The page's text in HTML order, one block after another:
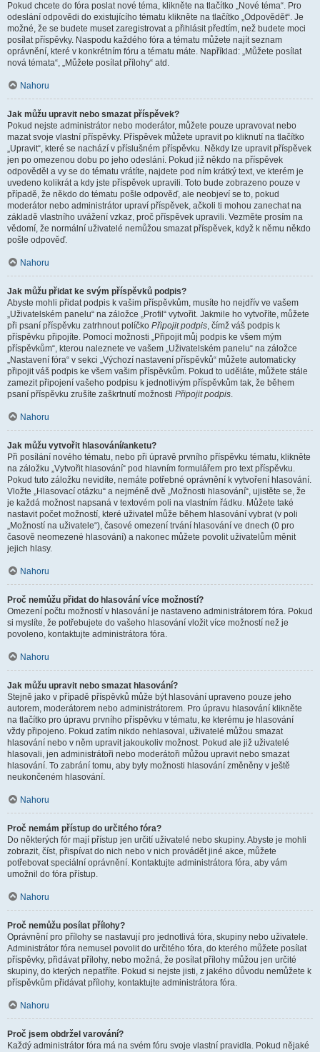
Pokud chcete do fóra poslat nové téma, klikněte na tlačítko „Nové téma“. Pro
odeslání odpovědi do existujícího tématu klikněte na tlačítko „Odpovědět“. Je
možné, že se budete muset zaregistrovat a přihlásit předtím, než budete moci
posílat příspěvky. Naspodu každého fóra a tématu můžete najít seznam
oprávnění, které v konkrétním fóru a tématu máte. Například: „Můžete posílat
nová témata“, „Můžete posílat přílohy“ atd.
Nahoru
Jak můžu upravit nebo smazat příspěvek?
Pokud nejste administrátor nebo moderátor, můžete pouze upravovat nebo
mazat svoje vlastní příspěvky. Příspěvek můžete upravit po kliknutí na tlačítko
„Upravit“, které se nachází v příslušném příspěvku. Někdy lze upravit příspěvek
jen po omezenou dobu po jeho odeslání. Pokud již někdo na příspěvek
odpověděl a vy se do tématu vrátíte, najdete pod ním krátký text, ve kterém je
uvedeno kolikrát a kdy jste příspěvek upravili. Toto bude zobrazeno pouze v
případě, že někdo do tématu pošle odpověď, ale neobjeví se to, pokud
moderátor nebo administrátor upraví příspěvek, ačkoli ti mohou zanechat na
základě vlastního uvážení vzkaz, proč příspěvek upravili. Vezměte prosím na
vědomí, že normální uživatelé nemůžou smazat příspěvek, když k němu někdo
pošle odpověď.
Nahoru
Jak můžu přidat ke svým příspěvků podpis?
Abyste mohli přidat podpis k vašim příspěvkům, musíte ho nejdřív ve vašem
„Uživatelském panelu“ na záložce „Profil“ vytvořit. Jakmile ho vytvoříte, můžete
při psaní příspěvku zatrhnout políčko Připojit podpis, čímž váš podpis k
příspěvku připojíte. Pomocí možnosti „Připojit můj podpis ke všem mým
příspěvkům“, kterou naleznete ve vašem „Uživatelském panelu“ na záložce
„Nastavení fóra“ v sekci „Výchozí nastavení příspěvků“ můžete automaticky
připojit váš podpis ke všem vašim příspěvkům. Pokud to uděláte, můžete stále
zamezit připojení vašeho podpisu k jednotlivým příspěvkům tak, že během
psaní příspěvku zrušíte zaškrtnutí možnosti Připojit podpis.
Nahoru
Jak můžu vytvořit hlasování/anketu?
Při posílání nového tématu, nebo při úpravě prvního příspěvku tématu, klikněte
na záložku „Vytvořit hlasování“ pod hlavním formulářem pro text příspěvku.
Pokud tuto záložku nevidíte, nemáte potřebné oprávnění k vytvoření hlasování.
Vložte „Hlasovací otázku“ a nejméně dvě „Možnosti hlasování“, ujistěte se, že
je každá možnost napsaná v textovém poli na vlastním řádku. Můžete také
nastavit počet možností, které uživatel může během hlasování vybrat (v poli
„Možností na uživatele“), časové omezení trvání hlasování ve dnech (0 pro
časově neomezené hlasování) a nakonec můžete povolit uživatelům měnit
jejich hlasy.
Nahoru
Proč nemůžu přidat do hlasování více možností?
Omezení počtu možností v hlasování je nastaveno administrátorem fóra. Pokud
si myslíte, že potřebujete do vašeho hlasování vložit více možností než je
povoleno, kontaktujte administrátora fóra.
Nahoru
Jak můžu upravit nebo smazat hlasování?
Stejně jako v případě příspěvků může být hlasování upraveno pouze jeho
autorem, moderátorem nebo administrátorem. Pro úpravu hlasování klikněte
na tlačítko pro úpravu prvního příspěvku v tématu, ke kterému je hlasování
vždy připojeno. Pokud zatím nikdo nehlasoval, uživatelé můžou smazat
hlasování nebo v něm upravit jakoukoliv možnost. Pokud ale již uživatelé
hlasovali, jen administrátoři nebo moderátoři můžou upravit nebo smazat
hlasování. To zabrání tomu, aby byly možnosti hlasování změněny v ještě
neukončeném hlasování.
Nahoru
Proč nemám přístup do určitého fóra?
Do některých fór mají přístup jen určití uživatelé nebo skupiny. Abyste je mohli
zobrazit, číst, přispívat do nich nebo v nich provádět jiné akce, můžete
potřebovat speciální oprávnění. Kontaktujte administrátora fóra, aby vám
umožnil do fóra přístup.
Nahoru
Proč nemůžu posílat přílohy?
Oprávnění pro přílohy se nastavují pro jednotlivá fóra, skupiny nebo uživatele.
Administrátor fóra nemusel povolit do určitého fóra, do kterého můžete posílat
příspěvky, přidávat přílohy, nebo možná, že posílat přílohy můžou jen určité
skupiny, do kterých nepatříte. Pokud si nejste jisti, z jakého důvodu nemůžete k
příspěvkům přidávat přílohy, kontaktujte administrátora fóra.
Nahoru
Proč jsem obdržel varování?
Každý administrátor fóra má na svém fóru svoje vlastní pravidla. Pokud nějaké